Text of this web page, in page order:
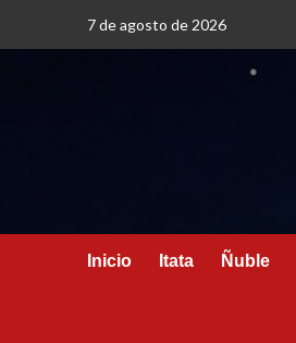
7 de agosto de 2026
Inicio Itata Ñuble